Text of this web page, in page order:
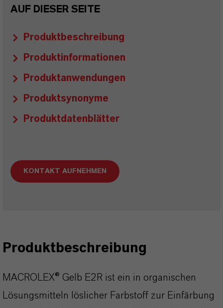
AUF DIESER SEITE
Produktbeschreibung
Produktinformationen
Produktanwendungen
Produktsynonyme
Produktdatenblätter
KONTAKT AUFNEHMEN
Produktbeschreibung
MACROLEX® Gelb E2R ist ein in organischen
Lösungsmitteln löslicher Farbstoff zur Einfärbung